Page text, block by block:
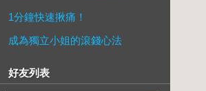
1分鐘快速揪痛！
成為獨立小姐的滾錢心法
好友列表